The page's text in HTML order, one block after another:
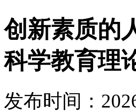
创新素质的
科学教育理
发布时间：